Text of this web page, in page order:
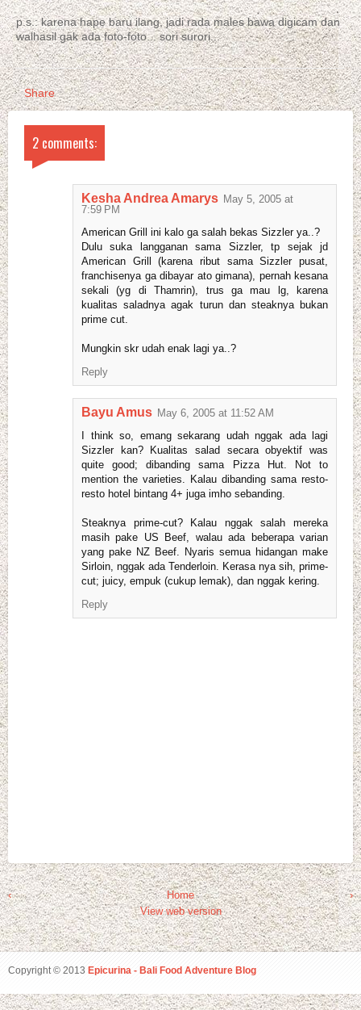
p.s.: karena hape baru ilang, jadi rada males bawa digicam dan
walhasil gak ada foto-foto... sori surori...
Share
2 comments:
Kesha Andrea Amarys May 5, 2005 at
7:59 PM
American Grill ini kalo ga salah bekas Sizzler ya..?
Dulu suka langganan sama Sizzler, tp sejak jd
American Grill (karena ribut sama Sizzler pusat,
franchisenya ga dibayar ato gimana), pernah kesana
sekali (yg di Thamrin), trus ga mau lg, karena
kualitas saladnya agak turun dan steaknya bukan
prime cut.
Mungkin skr udah enak lagi ya..?
Reply
Bayu Amus May 6, 2005 at 11:52 AM
I think so, emang sekarang udah nggak ada lagi
Sizzler kan? Kualitas salad secara obyektif was
quite good; dibanding sama Pizza Hut. Not to
mention the varieties. Kalau dibanding sama resto-
resto hotel bintang 4+ juga imho sebanding.
Steaknya prime-cut? Kalau nggak salah mereka
masih pake US Beef, walau ada beberapa varian
yang pake NZ Beef. Nyaris semua hidangan make
Sirloin, nggak ada Tenderloin. Kerasa nya sih, prime-
cut; juicy, empuk (cukup lemak), dan nggak kering.
Reply
‹ ›
Home
View web version
Copyright © 2013 Epicurina - Bali Food Adventure Blog